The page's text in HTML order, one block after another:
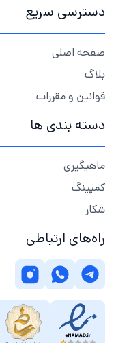
دسترسی سریع
صفحه اصلی
بلاگ
قوانین و مقررات
دسته بندی ها
ماهیگیری
کمپینگ
شکار
راه‌های ارتباطی